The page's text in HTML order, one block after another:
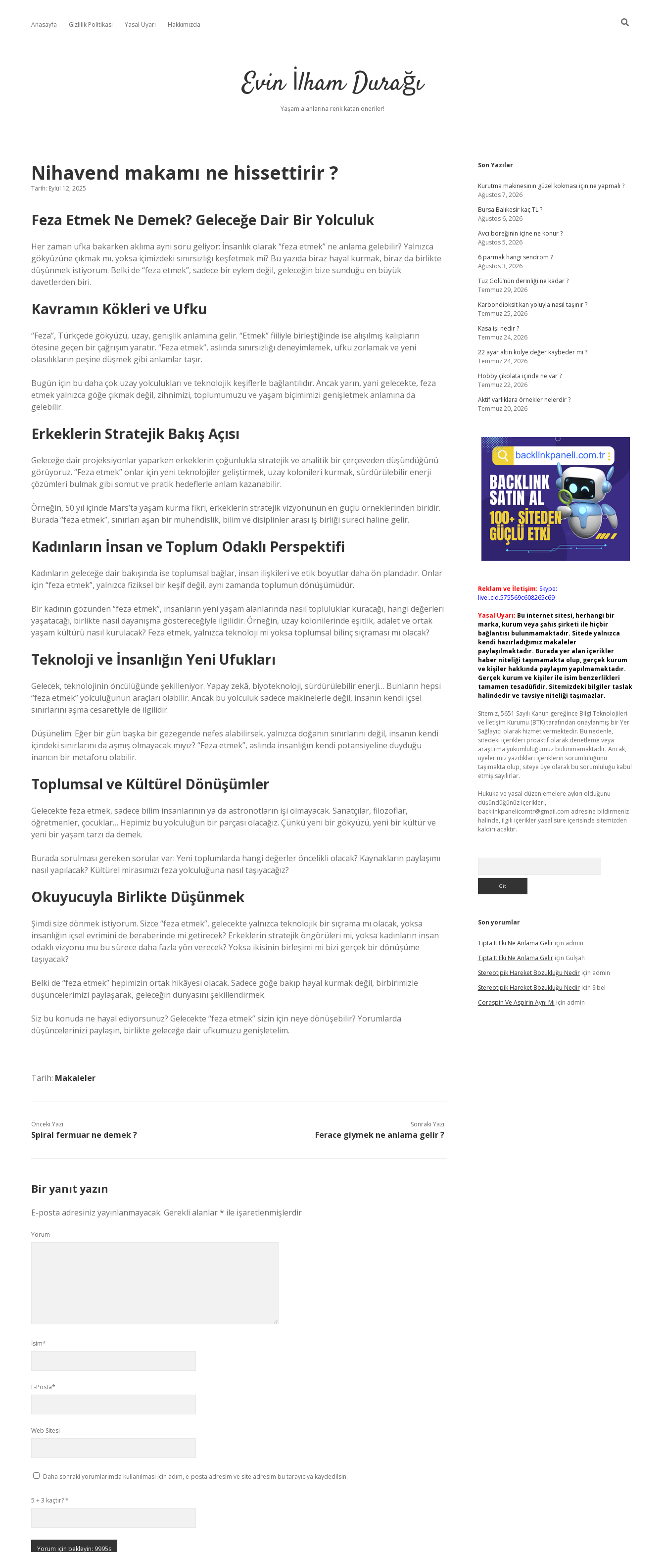
Anasayfa Gizlilik Politikası Yasal Uyarı Hakkımızda
Evin İlham Durağı
Yaşam alanlarına renk katan öneriler!
Nihavend makamı ne hissettirir ?
Tarih: Eylül 12, 2025
Feza Etmek Ne Demek? Geleceğe Dair Bir Yolculuk
Her zaman ufka bakarken aklıma aynı soru geliyor: İnsanlık olarak “feza etmek” ne anlama gelebilir? Yalnızca
gökyüzüne çıkmak mı, yoksa içimizdeki sınırsızlığı keşfetmek mi? Bu yazıda biraz hayal kurmak, biraz da birlikte
düşünmek istiyorum. Belki de “feza etmek”, sadece bir eylem değil, geleceğin bize sunduğu en büyük
davetlerden biri.
Kavramın Kökleri ve Ufku
“Feza”, Türkçede gökyüzü, uzay, genişlik anlamına gelir. “Etmek” fiiliyle birleştiğinde ise alışılmış kalıpların
ötesine geçen bir çağrışım yaratır. “Feza etmek”, aslında sınırsızlığı deneyimlemek, ufku zorlamak ve yeni
olasılıkların peşine düşmek gibi anlamlar taşır.
Bugün için bu daha çok uzay yolculukları ve teknolojik keşiflerle bağlantılıdır. Ancak yarın, yani gelecekte, feza
etmek yalnızca göğe çıkmak değil, zihnimizi, toplumumuzu ve yaşam biçimimizi genişletmek anlamına da
gelebilir.
Erkeklerin Stratejik Bakış Açısı
Geleceğe dair projeksiyonlar yaparken erkeklerin çoğunlukla stratejik ve analitik bir çerçeveden düşündüğünü
görüyoruz. “Feza etmek” onlar için yeni teknolojiler geliştirmek, uzay kolonileri kurmak, sürdürülebilir enerji
çözümleri bulmak gibi somut ve pratik hedeflerle anlam kazanabilir.
Örneğin, 50 yıl içinde Mars’ta yaşam kurma fikri, erkeklerin stratejik vizyonunun en güçlü örneklerinden biridir.
Burada “feza etmek”, sınırları aşan bir mühendislik, bilim ve disiplinler arası iş birliği süreci haline gelir.
Kadınların İnsan ve Toplum Odaklı Perspektifi
Kadınların geleceğe dair bakışında ise toplumsal bağlar, insan ilişkileri ve etik boyutlar daha ön plandadır. Onlar
için “feza etmek”, yalnızca fiziksel bir keşif değil, aynı zamanda toplumun dönüşümüdür.
Bir kadının gözünden “feza etmek”, insanların yeni yaşam alanlarında nasıl topluluklar kuracağı, hangi değerleri
yaşatacağı, birlikte nasıl dayanışma göstereceğiyle ilgilidir. Örneğin, uzay kolonilerinde eşitlik, adalet ve ortak
yaşam kültürü nasıl kurulacak? Feza etmek, yalnızca teknoloji mi yoksa toplumsal bilinç sıçraması mı olacak?
Teknoloji ve İnsanlığın Yeni Ufukları
Gelecek, teknolojinin öncülüğünde şekilleniyor. Yapay zekâ, biyoteknoloji, sürdürülebilir enerji… Bunların hepsi
“feza etmek” yolculuğunun araçları olabilir. Ancak bu yolculuk sadece makinelerle değil, insanın kendi içsel
sınırlarını aşma cesaretiyle de ilgilidir.
Düşünelim: Eğer bir gün başka bir gezegende nefes alabilirsek, yalnızca doğanın sınırlarını değil, insanın kendi
içindeki sınırlarını da aşmış olmayacak mıyız? “Feza etmek”, aslında insanlığın kendi potansiyeline duyduğu
inancın bir metaforu olabilir.
Toplumsal ve Kültürel Dönüşümler
Gelecekte feza etmek, sadece bilim insanlarının ya da astronotların işi olmayacak. Sanatçılar, filozoflar,
öğretmenler, çocuklar… Hepimiz bu yolculuğun bir parçası olacağız. Çünkü yeni bir gökyüzü, yeni bir kültür ve
yeni bir yaşam tarzı da demek.
Burada sorulması gereken sorular var: Yeni toplumlarda hangi değerler öncelikli olacak? Kaynakların paylaşımı
nasıl yapılacak? Kültürel mirasımızı feza yolculuğuna nasıl taşıyacağız?
Okuyucuyla Birlikte Düşünmek
Şimdi size dönmek istiyorum. Sizce “feza etmek”, gelecekte yalnızca teknolojik bir sıçrama mı olacak, yoksa
insanlığın içsel evrimini de beraberinde mi getirecek? Erkeklerin stratejik öngörüleri mi, yoksa kadınların insan
odaklı vizyonu mu bu sürece daha fazla yön verecek? Yoksa ikisinin birleşimi mi bizi gerçek bir dönüşüme
taşıyacak?
Belki de “feza etmek” hepimizin ortak hikâyesi olacak. Sadece göğe bakıp hayal kurmak değil, birbirimizle
düşüncelerimizi paylaşarak, geleceğin dünyasını şekillendirmek.
Siz bu konuda ne hayal ediyorsunuz? Gelecekte “feza etmek” sizin için neye dönüşebilir? Yorumlarda
düşüncelerinizi paylaşın, birlikte geleceğe dair ufkumuzu genişletelim.
Tarih: Makaleler
Önceki Yazı
Spiral fermuar ne demek ?
Sonraki Yazı
Ferace giymek ne anlama gelir ?
Bir yanıt yazın
E-posta adresiniz yayınlanmayacak. Gerekli alanlar* ile işaretlenmişlerdir
Yorum
İsim*
E-Posta*
Web Sitesi
Daha sonraki yorumlarımda kullanılması için adım, e-posta adresim ve site adresim bu tarayıcıya kaydedilsin.
5 + 3 kaçtır?*
Sidebar
Son Yazılar
Kurutma makinesinin güzel kokması için ne yapmalı ?
Ağustos 7, 2026
Bursa Balıkesir kaç TL ?
Ağustos 6, 2026
Avcı böreğinin içine ne konur ?
Ağustos 5, 2026
6 parmak hangi sendrom ?
Ağustos 3, 2026
Tuz Gölü’nün derinliği ne kadar ?
Temmuz 29, 2026
Karbondioksit kan yoluyla nasıl taşınır ?
Temmuz 25, 2026
Kasa işi nedir ?
Temmuz 24, 2026
22 ayar altın kolye değer kaybeder mi ?
Temmuz 24, 2026
Hobby çikolata içinde ne var ?
Temmuz 22, 2026
Aktif varlıklara örnekler nelerdir ?
Temmuz 20, 2026
Reklam ve İletişim: Skype:
live:.cid.575569c608265c69
Yasal Uyarı: Bu internet sitesi, herhangi bir
marka, kurum veya şahıs şirketi ile hiçbir
bağlantısı bulunmamaktadır. Sitede yalnızca
kendi hazırladığımız makaleler
paylaşılmaktadır. Burada yer alan içerikler
haber niteliği taşımamakta olup, gerçek kurum
ve kişiler hakkında paylaşım yapılmamaktadır.
Gerçek kurum ve kişiler ile isim benzerlikleri
tamamen tesadüfidir. Sitemizdeki bilgiler taslak
halindedir ve tavsiye niteliği taşımazlar.
Sitemiz, 5651 Sayılı Kanun gereğince Bilgi Teknolojileri
ve İletişim Kurumu (BTK) tarafından onaylanmış bir Yer
Sağlayıcı olarak hizmet vermektedir. Bu nedenle,
sitedeki içerikleri proaktif olarak denetleme veya
araştırma yükümlülüğümüz bulunmamaktadır. Ancak,
üyelerimiz yazdıkları içeriklerin sorumluluğunu
taşımakta olup, siteye üye olarak bu sorumluluğu kabul
etmiş sayılırlar.
Hukuka ve yasal düzenlemelere aykırı olduğunu
düşündüğünüz içerikleri,
backlinkpanelicomtr@gmail.com adresine bildirmeniz
halinde, ilgili içerikler yasal süre içerisinde sitemizden
kaldırılacaktır.
Son yorumlar
Tıpta It Eki Ne Anlama Geliriçin admin
Tıpta It Eki Ne Anlama Geliriçin Gülşah
Stereotipik Hareket Bozukluğu Nediriçin admin
Stereotipik Hareket Bozukluğu Nediriçin Sibel
Coraspin Ve Aspirin Aynı Mı için admin